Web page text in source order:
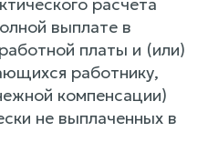
выплате в
платы и (или)
работнику,
компенсации)
не выплаченных в